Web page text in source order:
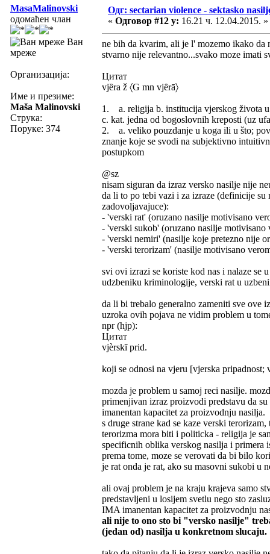
MasaMalinovski
одомаћен члан
Ван
мреже
Организација:
Име и презиме:
Maša Malinovski
Струка:
Поруке: 374
Одг: sectarian violence - sektasko
« Одговор #12 у: 16.21 ч. 12.04.2015. »
ne bih da kvarim, ali je l' mozemo ikako da
stvarno nije relevantno...svako moze imati
Цитат
vjȅra ž 〈G mn vjȇrā〉
1. a. religija b. institucija vjerskog života
c. kat. jedna od bogoslovnih kreposti (uz
2. a. veliko pouzdanje u koga ili u što;
znanje koje se svodi na subjektivno
postupkom
@sz
nisam siguran da izraz versko nasilje nije
da li to po tebi vazi i za izraze (definicije su
zadovoljavajuce):
- 'verski rat' (oruzano nasilje motivisano
- 'verski sukob' (oruzano nasilje
- 'verski nemiri' (nasilje koje pretezno nije
- 'verski terorizam' (nasilje motivisano
svi ovi izrazi se koriste kod nas i nalaze se
udzbeniku kriminologije, verski rat u
da li bi trebalo generalno zameniti sve ove
uzroka ovih pojava ne vidim problem u
npr (hjp):
Цитат
vjèrskī prid.
koji se odnosi na vjeru [vjerska pripadnost;
mozda je problem u samoj reci nasilje.
primenjivan izraz proizvodi predstavu da
imanentan kapacitet za proizvodnju nasilja.
s druge strane kad se kaze verski
terorizma mora biti i politicka - religija je
specificnih oblika verskog nasilja i primera
prema tome, moze se verovati da bi bilo
je rat onda je rat, ako su masovni sukobi u
ali ovaj problem je na kraju krajeva samo
predstavljeni u losijem svetlu nego sto
IMA imanentan kapacitet za proizvodnju
ali nije to ono sto bi "versko nasilje"
(jedan od) nasilja u konkretnom slucaju.